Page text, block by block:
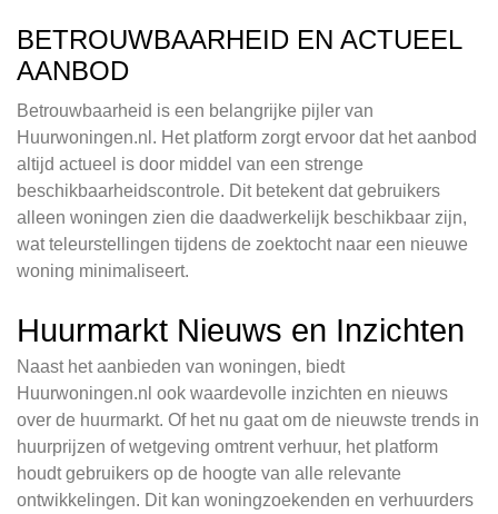
BETROUWBAARHEID EN ACTUEEL
AANBOD
Betrouwbaarheid is een belangrijke pijler van
Huurwoningen.nl. Het platform zorgt ervoor dat het aanbod
altijd actueel is door middel van een strenge
beschikbaarheidscontrole. Dit betekent dat gebruikers
alleen woningen zien die daadwerkelijk beschikbaar zijn,
wat teleurstellingen tijdens de zoektocht naar een nieuwe
woning minimaliseert.
Huurmarkt Nieuws en Inzichten
Naast het aanbieden van woningen, biedt
Huurwoningen.nl ook waardevolle inzichten en nieuws
over de huurmarkt. Of het nu gaat om de nieuwste trends in
huurprijzen of wetgeving omtrent verhuur, het platform
houdt gebruikers op de hoogte van alle relevante
ontwikkelingen. Dit kan woningzoekenden en verhuurders